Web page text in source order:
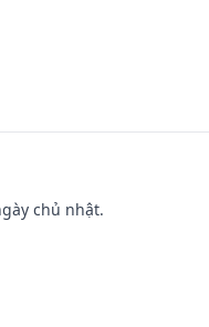
chủ nhật.